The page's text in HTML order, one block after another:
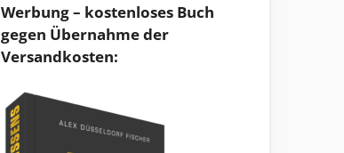
Werbung – kostenloses Buch
gegen Übernahme der
Versandkosten: